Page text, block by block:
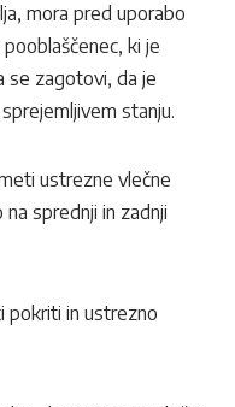
mora pred uporabo
ki je
se zagotovi, da je
stanju.
ustrezne vlečne
sprednji in zadnji
pokriti in ustrezno